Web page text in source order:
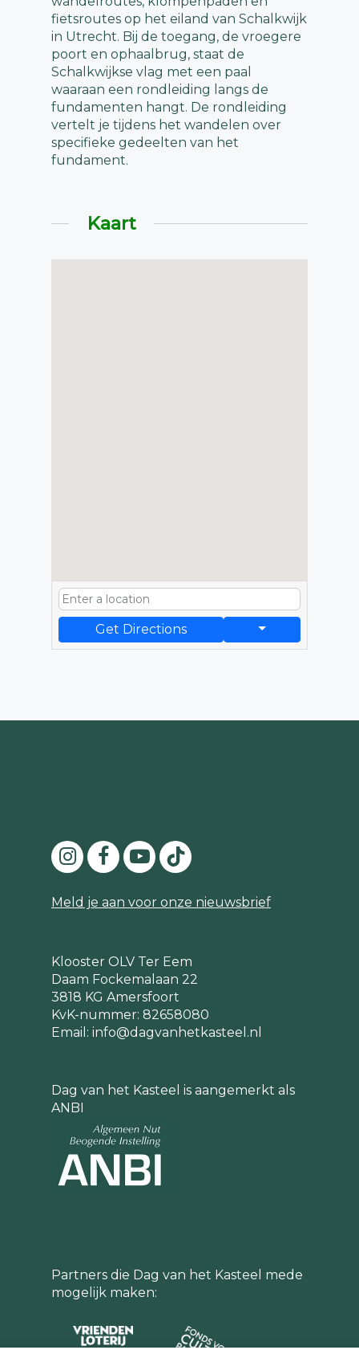
fietsroutes op het eiland van Schalkwijk
in Utrecht. Bij de toegang, de vroegere
poort en ophaalbrug, staat de
Schalkwijkse vlag met een paal
waaraan een rondleiding langs de
fundamenten hangt. De rondleiding
vertelt je tijdens het wandelen over
specifieke gedeelten van het
fundament.
Kaart
Get Directions
Meld je aan voor onze nieuwsbrief
Klooster OLV Ter Eem
Daam Fockemalaan 22
3818 KG Amersfoort
KvK-nummer: 82658080
Email: info@dagvanhetkasteel.nl
Dag van het Kasteel is aangemerkt als
ANBI
Partners die Dag van het Kasteel mede
mogelijk maken: